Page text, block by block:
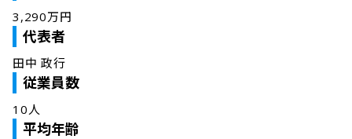
3,290万円
代表者
田中 政行
従業員数
10人
平均年齢